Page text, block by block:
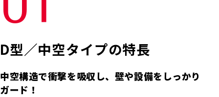
D型／中空タイプの特長
中空構造で衝撃を吸収し、壁や設備をしっかり
ガード！